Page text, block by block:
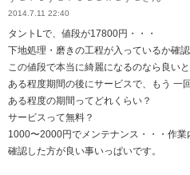
2014.7.11 22:40
タントLで、値段が17800円・・・
下地処理・磨きの工程が入っているか確認
この値段で本当に綺麗になるのなら良いと
ある程度期間の後にサービスで、もう 一
ある程度の期間ってどれくらい？
サービスって無料？
1000〜2000円でメンテナンス・・・作業
確認した方が良い事いっぱいです。